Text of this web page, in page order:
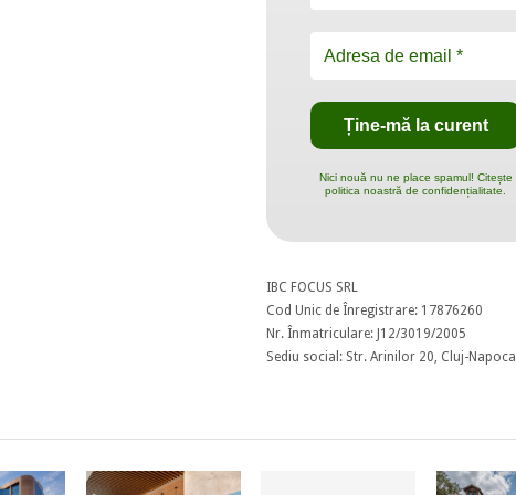
Nici nouă nu ne place spamul! Citește
politica noastră de confidențialitate.
IBC FOCUS SRL
Cod Unic de Înregistrare: 17876260
Nr. Înmatriculare: J12/3019/2005
Sediu social: Str. Arinilor 20, Cluj-Napoca